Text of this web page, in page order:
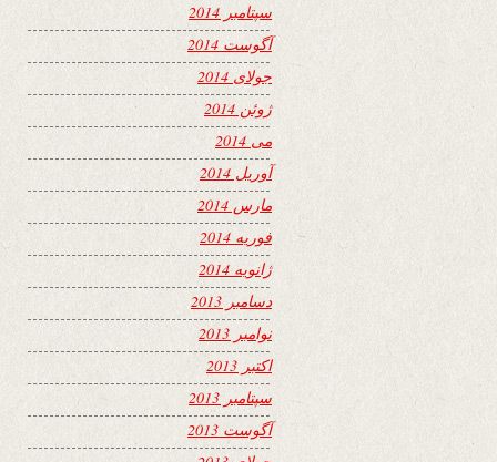
سپتامبر 2014
آگوست 2014
جولای 2014
ژوئن 2014
می 2014
آوریل 2014
مارس 2014
فوریه 2014
ژانویه 2014
دسامبر 2013
نوامبر 2013
اکتبر 2013
سپتامبر 2013
آگوست 2013